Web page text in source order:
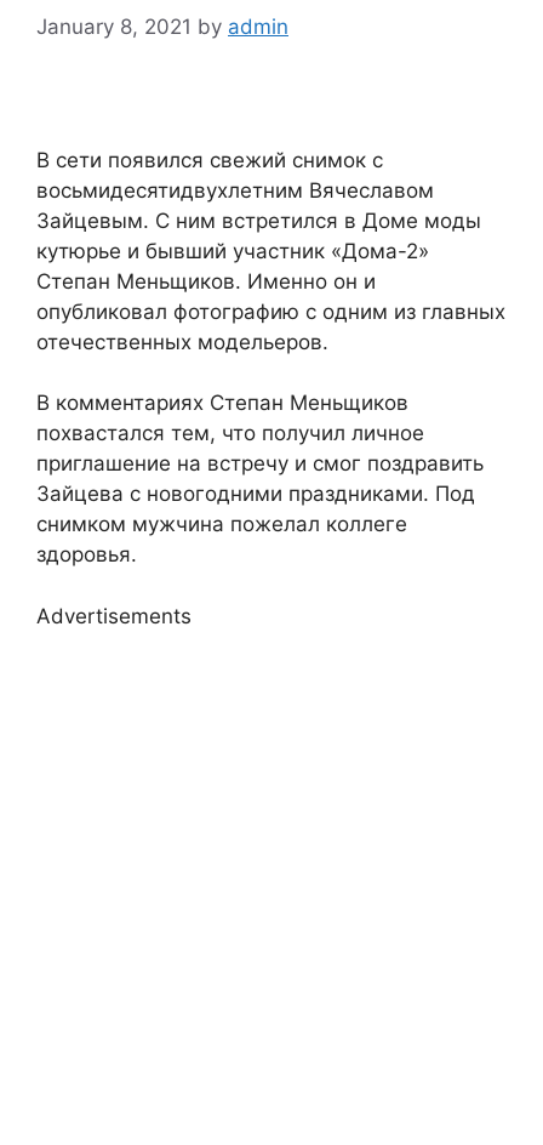
January 8, 2021 by admin
В сети появился свежий снимок с
восьмидесятидвухлетним Вячеславом
Зайцевым. С ним встретился в Доме моды
кутюрье и бывший участник «Дома-2»
Степан Меньщиков. Именно он и
опубликовал фотографию с одним из главных
отечественных модельеров.
В комментариях Степан Меньщиков
похвастался тем, что получил личное
приглашение на встречу и смог поздравить
Зайцева с новогодними праздниками. Под
снимком мужчина пожелал коллеге
здоровья.
Advertisements